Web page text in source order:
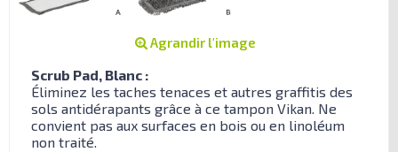
Agrandir l'image
Scrub Pad, Blanc :
Éliminez les taches tenaces et autres graffitis des
sols antidérapants grâce à ce tampon Vikan. Ne
convient pas aux surfaces en bois ou en linoléum
non traité.